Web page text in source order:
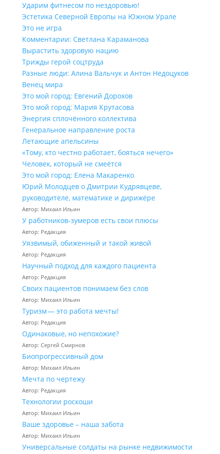
Ударим фитнесом по нездоровью!
Эстетика Северной Европы на Южном Урале
Это не игра
Комментарии: Светлана Караманова
Вырастить здоровую нацию
Трижды герой соцтруда
Разные люди: Алина Вальчук и Антон Недоцуков
Венец мира
Это мой город: Евгений Дорохов
Это мой город: Мария Крутасова
Энергия сплочённого коллектива
Генеральное направление роста
Летающие апельсины
«Тому, кто честно работает, бояться нечего»
Человек, который не смеётся
Это мой город: Елена Макаренко
Юрий Молодцев о Дмитрии Кудрявцеве,
руководителе, математике и дирижёре
Автор: Михаил Ильин
У работников‑зумеров есть свои плюсы
Автор: Редакция
Уязвимый, обиженный и такой живой
Автор: Редакция
Научный подход для каждого пациента
Автор: Редакция
Своих пациентов понимаем без слов
Автор: Михаил Ильин
Туризм — это работа мечты!
Автор: Редакция
Одинаковые, но непохожие?
Автор: Сергей Смирнов
Биопрогрессивный дом
Автор: Михаил Ильин
Мечта по чертежу
Автор: Редакция
Технологии роскоши
Автор: Михаил Ильин
Ваше здоровье – наша забота
Автор: Михаил Ильин
Универсальные солдаты на рынке недвижимости